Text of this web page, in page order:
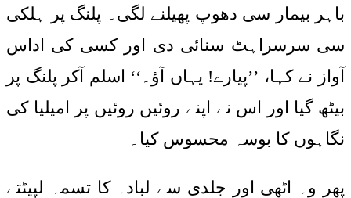
باہر بیمار سی دھوپ پھیلنے لگی۔ پلنگ پر ہلکی
سی سرسراہٹ سنائی دی اور کسی کی اداس
آواز نے کہا، ’’پیارے! یہاں آؤ۔‘‘ اسلم آکر پلنگ پر
بیٹھ گیا اور اس نے اپنے روئیں روئیں پر امیلیا کی
نگاہوں کا بوسہ محسوس کیا۔
پھر وہ اٹھی اور جلدی سے لبادہ کا تسمہ لپیٹتے